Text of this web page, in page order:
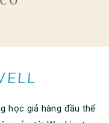
học giả hàng đầu thế